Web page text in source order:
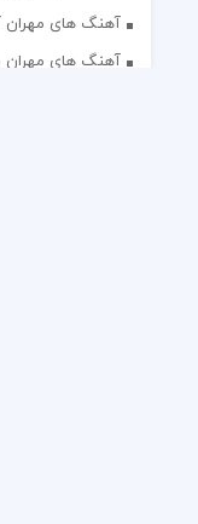
آهنگ های
آهنگ های مهران